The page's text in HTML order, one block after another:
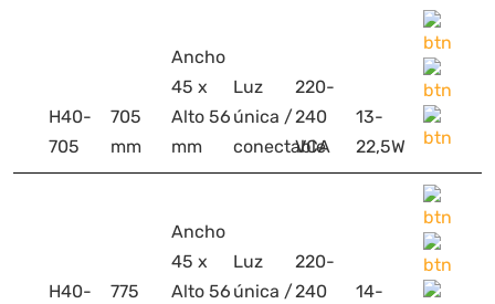
H40-
705
705
mm
Ancho
45 x
Alto 56
mm
Luz
única /
conectable
220-
240
VCA
13-
22,5W
H40-
775
Ancho
45 x
Alto 56
Luz
única /
220-
240
14-